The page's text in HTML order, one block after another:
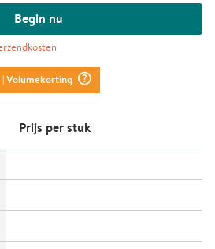
Begin nu
| Volumekorting question_mark_circle
Prijs per stuk